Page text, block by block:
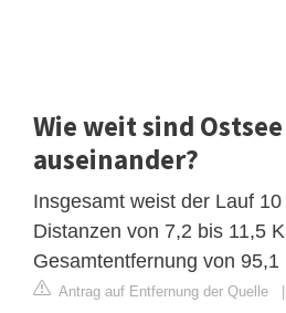
Wie weit sind
auseinander?
Insgesamt weist der Lauf
Distanzen von 7,2 bis 11,5
Gesamtentfernung von 95,1
Antrag auf Entfernung der Quelle